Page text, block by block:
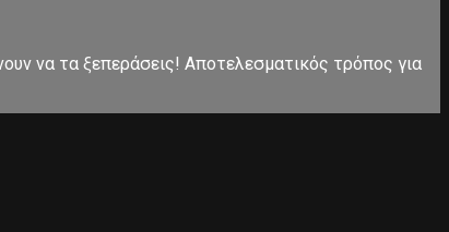
να τα ξεπεράσεις! Αποτελεσματικός τρόπος για